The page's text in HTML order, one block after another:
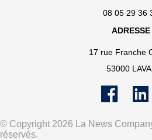
08 05 29 36
ADRESSE
17 rue Franche
53000
© Copyright 2026 La News
réservés.